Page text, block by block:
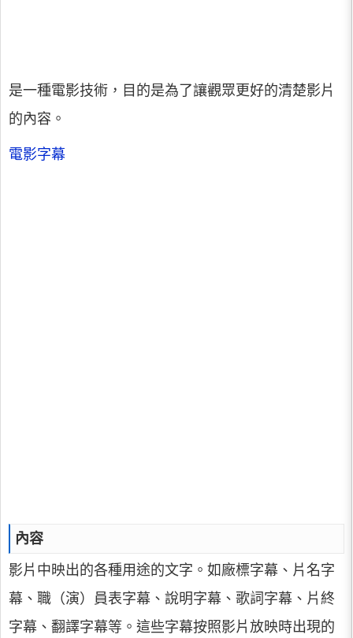
是一種電影技術，目的是為了讓觀眾更好的清楚影片
的內容。
電影字幕
內容
影片中映出的各種用途的文字。如廠標字幕、片名字
幕、職（演）員表字幕、說明字幕、歌詞字幕、片終
字幕、翻譯字幕等。這些字幕按照影片放映時出現的